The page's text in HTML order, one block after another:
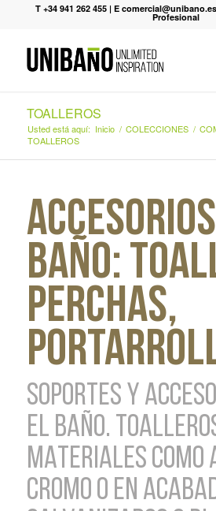
T +34 941 262 455 |E comercial@unibano.es
Profesional
TOALLEROS
Usted está aquí: Inicio / COLECCIONES /
TOALLEROS
BAÑO:
PERCHAS,
SOPORTES Y
EL BAÑO.
MATERIALES COMO
CROMO O EN